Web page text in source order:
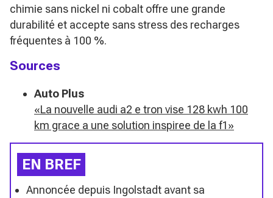
chimie sans nickel ni cobalt offre une grande
durabilité et accepte sans stress des recharges
fréquentes à 100 %.
Sources
Auto Plus
«La nouvelle audi a2 e tron vise 128 kwh 100
km grace a une solution inspiree de la f1»
EN BREF
Annoncée depuis Ingolstadt avant sa